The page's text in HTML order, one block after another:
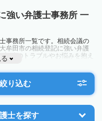
強い弁護士事務所 一
事務所一覧です。相続会議の
牟田市の相続登記に強い弁護
続のトラブルやお悩みを抱え
みましょう。
り込む
士を探す